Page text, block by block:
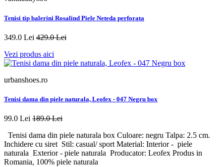
Tenisi tip balerini Rosalind Piele Neteda perforata
349.0 Lei 429.0 Lei
Vezi produs aici
urbanshoes.ro
Tenisi dama din piele naturala, Leofex - 047 Negru box
99.0 Lei 189.0 Lei
Tenisi dama din piele naturala box Culoare: negru Talpa: 2.5 cm.
Inchidere cu siret Stil: casual/ sport Material: Interior - piele
naturala Exterior - piele naturala Producator: Leofex Produs in
Romania, 100% piele naturala